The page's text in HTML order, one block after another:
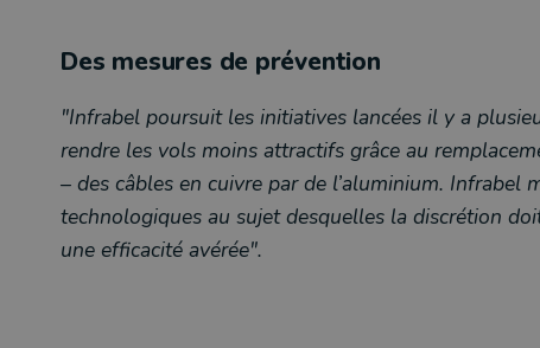
Des mesures de prévention
"Infrabel poursuit les initiatives lancées il y a
rendre les vols moins attractifs grâce au
– des câbles en cuivre par de l’aluminium. Infrabel
technologiques au sujet desquelles la discrétion
une efficacité avérée".